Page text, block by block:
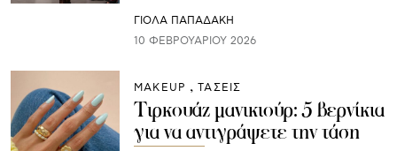
ΓΙΌΛΑ ΠΑΠΑΔΆΚΗ
10 ΦΕΒΡΟΥΑΡΊΟΥ 2026
ΜAKEUP ΤΑΣΕΙΣ
Τιρκουάζ μανικιούρ: 5 βερνίκια
για να αντιγράψετε την τάση